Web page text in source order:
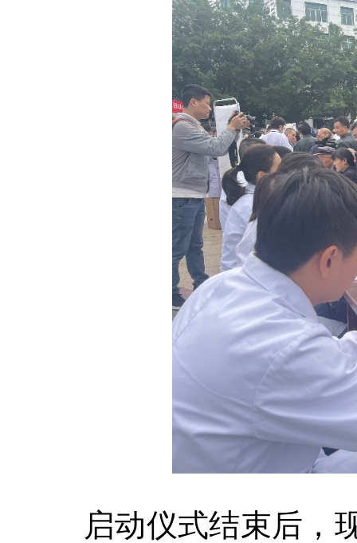
启动仪式结束后，